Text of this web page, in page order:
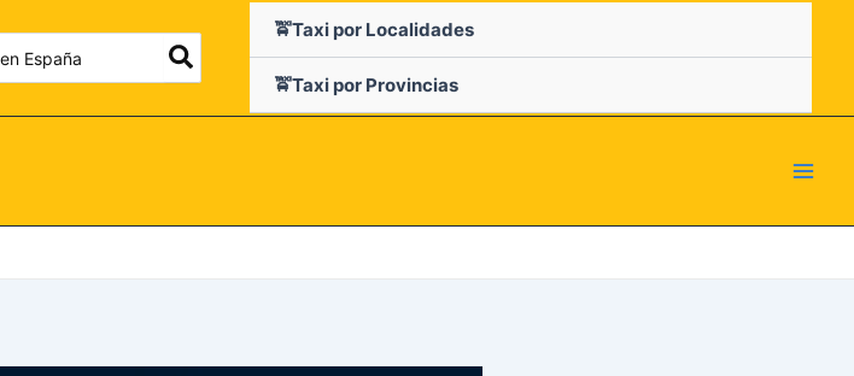
🚖Taxi por Localidades
🚖Taxi por Provincias